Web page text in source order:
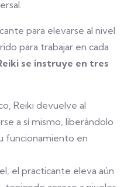
para elevarse al nivel
para trabajar en cada
se instruye en tres
Reiki devuelve al
a sí mismo, liberándolo
funcionamiento en
el practicante eleva aún